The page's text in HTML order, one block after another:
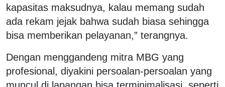
kapasitas maksudnya, kalau memang sudah
ada rekam jejak bahwa sudah biasa sehingga
bisa memberikan pelayanan,” terangnya.
Dengan menggandeng mitra MBG yang
profesional, diyakini persoalan-persoalan yang